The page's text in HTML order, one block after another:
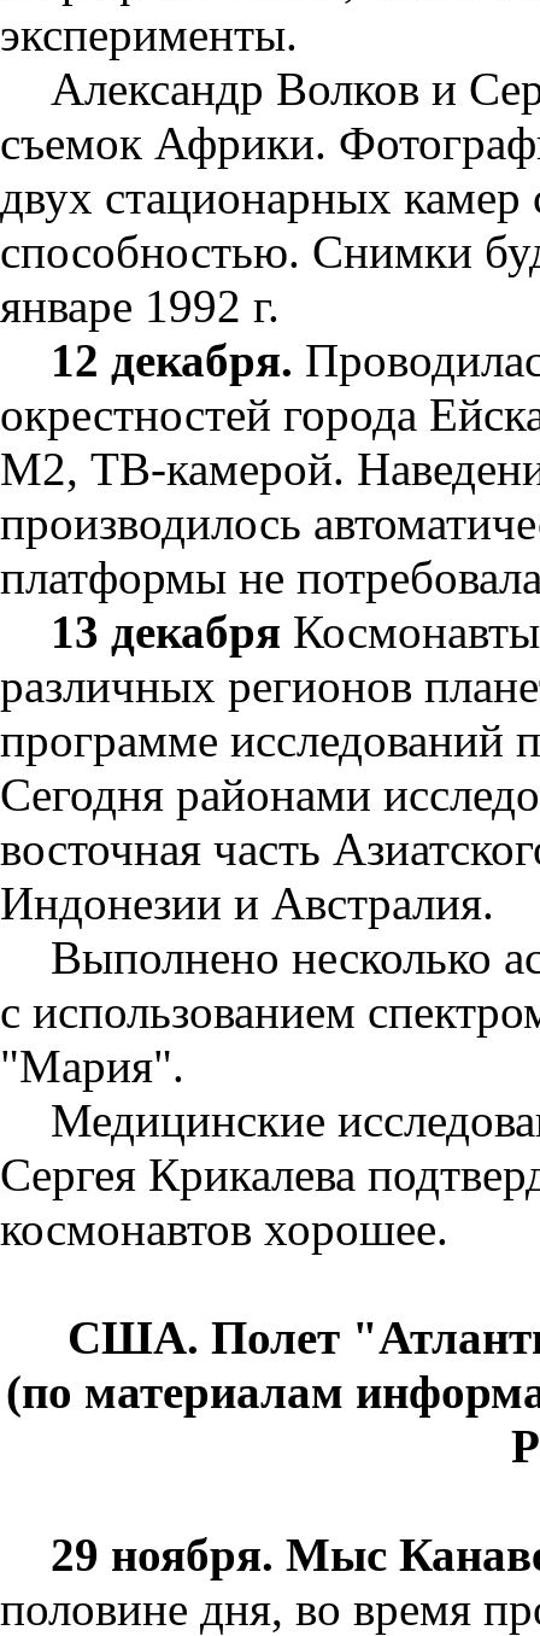
эксперименты.
Александр Волков и
съемок Африки.
двух стационарных
способностью. Снимки
январе 1992 г.
12 декабря.
окрестностей города
М2, ТВ-камерой.
производилось
платформы не
13 декабря
различных регионов
программе исследований
Сегодня районами
восточная часть
Индонезии и Австралия.
Выполнено несколько
с использованием
"Мария".
Медицинские
Сергея Крикалева
космонавтов хорошее.
США. Полет
(по материалам
29 ноября. Мыс
половине дня, во время